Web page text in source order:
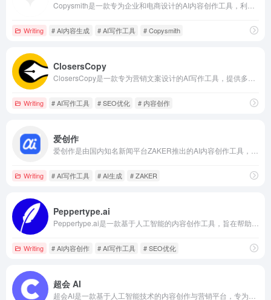
Writing # AI内容生成 # AI写作工具 # Copysmith
ClosersCopy
Writing # AI写作工具 # SEO优化 # 内容创作
爱创作
Writing # AI写作工具 # AI生成 # ZAKER
Peppertype.ai
Writing # AI内容创作 # AI写作工具 # SEO优化
超会 AI